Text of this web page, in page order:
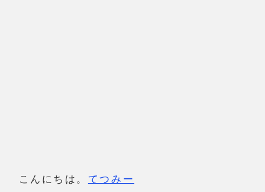
こんにちは。 てつみー